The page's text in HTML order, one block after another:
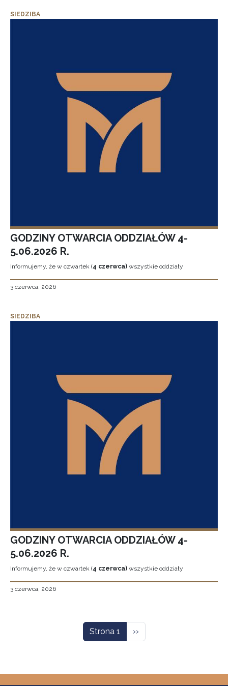
SIEDZIBA
GODZINY OTWARCIA ODDZIAŁÓW 4-
5.06.2026 R.
Informujemy, że w czwartek (4 czerwca) wszystkie oddziały
3 czerwca, 2026
SIEDZIBA
GODZINY OTWARCIA ODDZIAŁÓW 4-
5.06.2026 R.
Informujemy, że w czwartek (4 czerwca) wszystkie oddziały
3 czerwca, 2026
Strona 1 Następna strona
››